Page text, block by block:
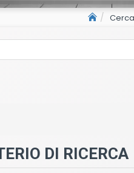
Cerca
DI RICERCA